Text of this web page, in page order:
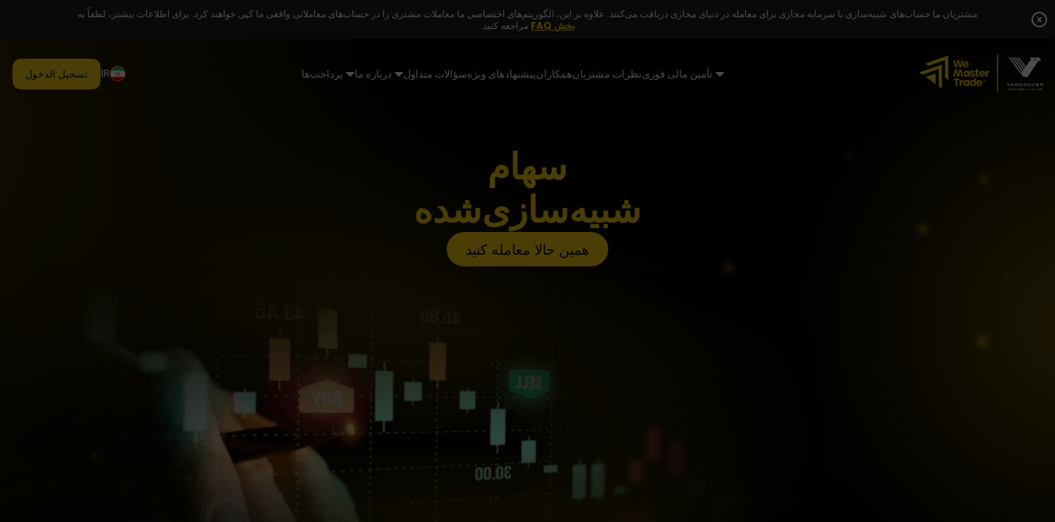
content
مشتریان ما حساب‌های شبیه‌سازی با سرمایه مجازی برای معامله در دنیای مجازی دریافت می‌کنند. علاوه بر این، الگوریتم‌های اختصاصی ما معاملات مشتری را در حساب‌های معاملاتی واقعی ما کپی خواهند کرد. برای اطلاعات بیشتر، لطفاً به
بخش FAQ
مراجعه کنید. x
تأمین مالی فورینظرات مشتریانهمکارانپیشنهادهای ویژهسؤالات متداول درباره ما پرداخت‌ها IR تسجيل الدخول
سهام
شبیه‌سازی‌شده
همین حالا معامله کنید